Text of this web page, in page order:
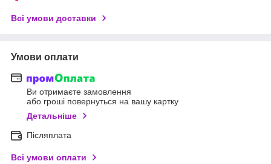
Всі умови доставки
Умови оплати
Ви отримаєте замовлення
або гроші повернуться на вашу картку
Детальніше
Післяплата
Всі умови оплати